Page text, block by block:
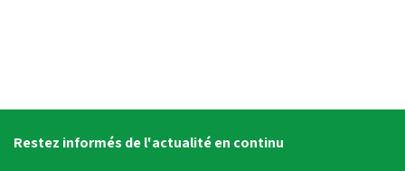
Restez informés de l'actualité en continu